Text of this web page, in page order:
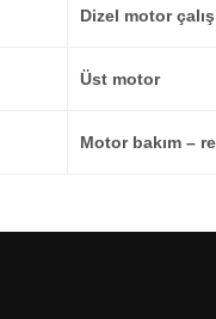
Dizel motor
Üst motor
Motor bakım –